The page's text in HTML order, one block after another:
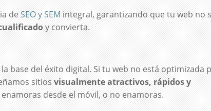
deSEO y SEMintegral, garantizando que tu web no
y convierta.
base del éxito digital. Si tu web no está optimizada
sitiosvisualmente atractivos, rápidos y
desde el móvil, o no enamoras.